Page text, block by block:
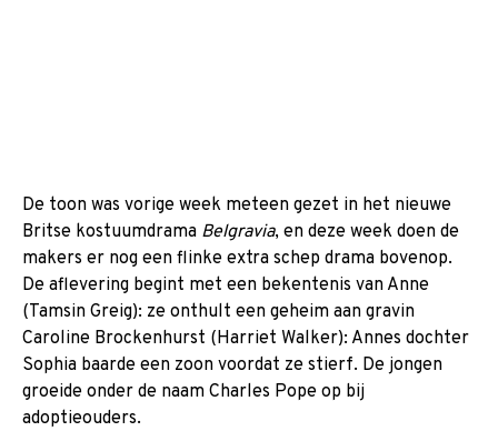
De toon was vorige week meteen gezet in het nieuwe
Britse kostuumdrama Belgravia, en deze week doen de
makers er nog een flinke extra schep drama bovenop.
De aflevering begint met een bekentenis van Anne
(Tamsin Greig): ze onthult een geheim aan gravin
Caroline Brockenhurst (Harriet Walker): Annes dochter
Sophia baarde een zoon voordat ze stierf. De jongen
groeide onder de naam Charles Pope op bij
adoptieouders.